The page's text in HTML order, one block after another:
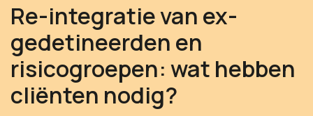
Re-integratie van ex-
gedetineerden en
risicogroepen: wat hebben
cliënten nodig?